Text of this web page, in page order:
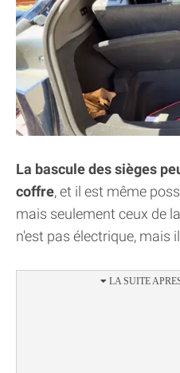
La bascule des sièges
coffre, et il est même
mais seulement ceux de
n'est pas électrique, mais